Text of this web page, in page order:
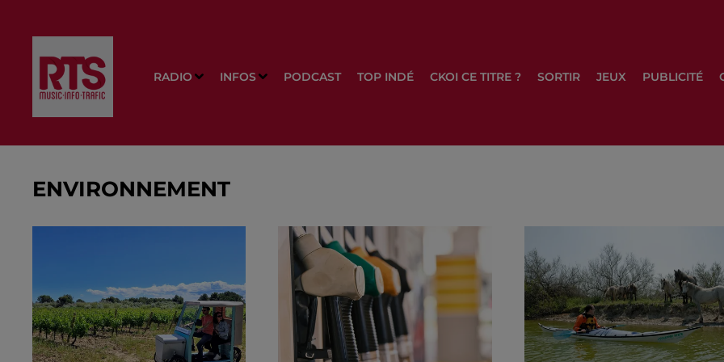
RADIO INFOS PODCAST TOP INDÉ CKOI CE TITRE ? SORTIR JEUX PUBLICITÉ
ENVIRONNEMENT